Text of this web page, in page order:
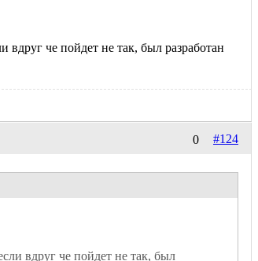
вдруг че пойдет не так, был разработан
#124
0
вдруг че пойдет не так, был